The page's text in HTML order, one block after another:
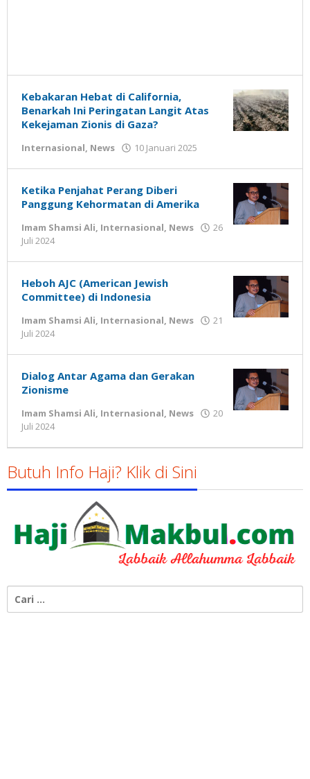
Kebakaran Hebat di California,
Benarkah Ini Peringatan Langit Atas
Kekejaman Zionis di Gaza?
Internasional, News 10 Januari 2025
Niswah
Ketika Penjahat Perang Diberi
Panggung Kehormatan di Amerika
Imam Shamsi Ali, Internasional, News
26
Juli 2024
Susanto
Heboh AJC (American Jewish
Committee) di Indonesia
Imam Shamsi Ali, Internasional, News
21
Juli 2024
Susanto
Dialog Antar Agama dan Gerakan
Zionisme
Imam Shamsi Ali, Internasional, News
20
Juli 2024
Susanto
Butuh Info Haji? Klik di Sini
untuk: